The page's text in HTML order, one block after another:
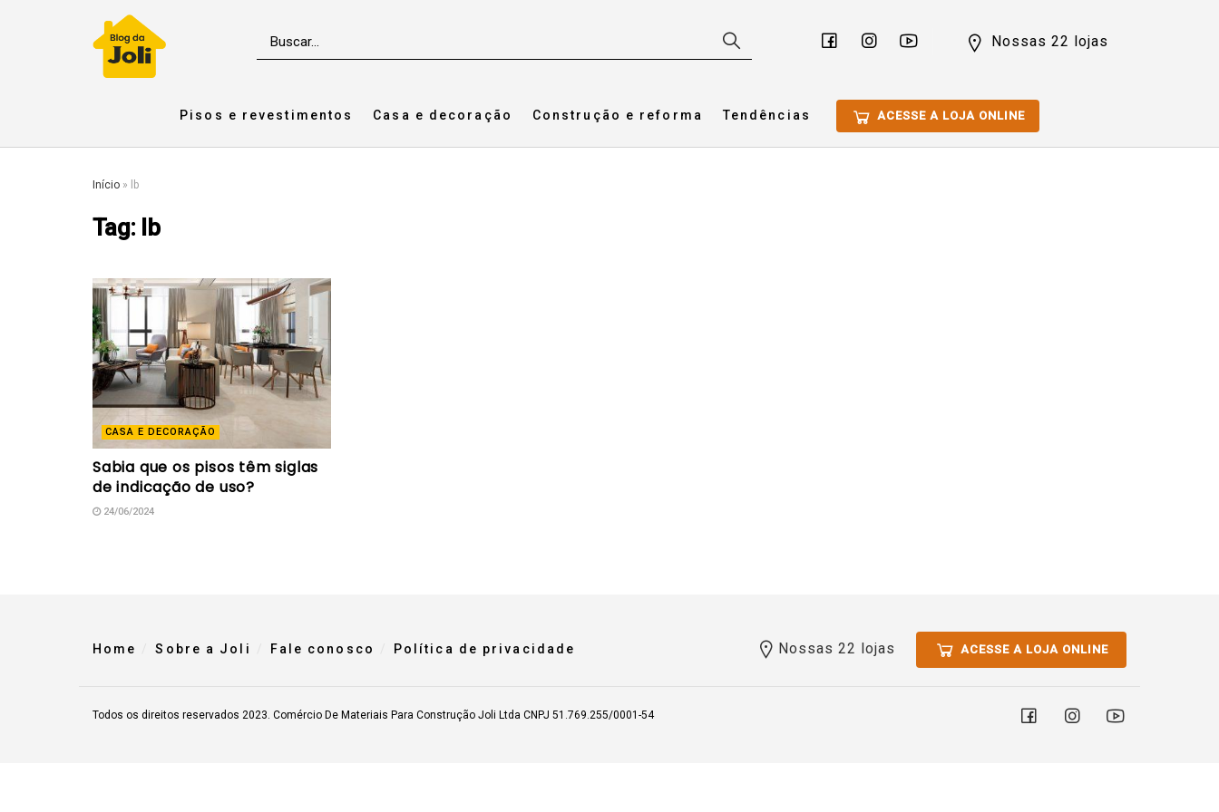
Nossas 22 lojas
Pisos e revestimentos Casa e decoração Construção e reforma Tendências ACESSE A LOJA ONLINE
Início » lb
Tag: lb
CASA E DECORAÇÃO
Sabia que os pisos têm siglas
de indicação de uso?
24/06/2024
Home Sobre a Joli Fale conosco Política de privacidade Nossas 22 lojas ACESSE A LOJA ONLINE
Todos os direitos reservados 2023. Comércio De Materiais Para Construção Joli Ltda CNPJ 51.769.255/0001-54